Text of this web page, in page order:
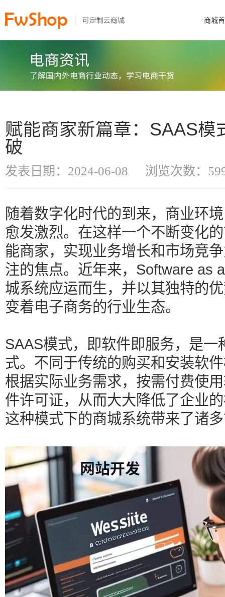
商城
赋能商家新篇章：SAAS模
破
发表日期：2024-06-08 浏览次数：
随着数字化时代的到来，商业环
愈发激烈。在这样一个不断变化
能商家，实现业务增长和市场竞
注的焦点。近年来，Software as
城系统应运而生，并以其独特的
变着电子商务的行业生态。
SAAS模式，即软件即服务，是
式。不同于传统的购买和安装软
根据实际业务需求，按需付费使
件许可证，从而大大降低了企业
这种模式下的商城系统带来了诸